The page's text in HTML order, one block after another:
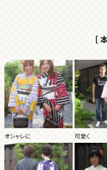
［
オシャレに 可愛く